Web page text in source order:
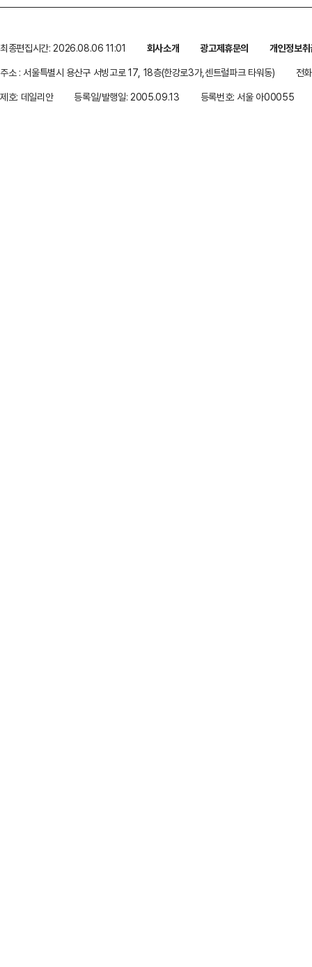
최종편집시간: 2026.08.06 11:01 회사소개 광고제휴문의
개인정보
주소 : 서울특별시 용산구 서빙고로 17, 18층(한강로3가,센트럴파크 타워동)
전
제호: 데일리안
등록일/발행일: 2005.09.13 등록번호: 서울 아00055